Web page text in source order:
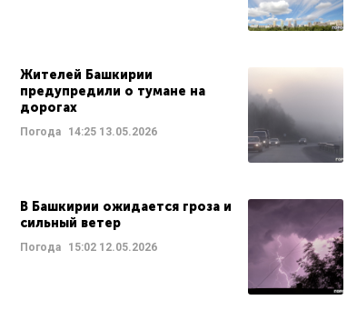
Жителей Башкирии
предупредили о тумане на
дорогах
Погода 14:25 13.05.2026
В Башкирии ожидается гроза и
сильный ветер
Погода 15:02 12.05.2026